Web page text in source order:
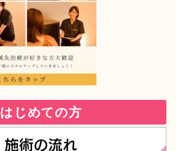
はじめての方